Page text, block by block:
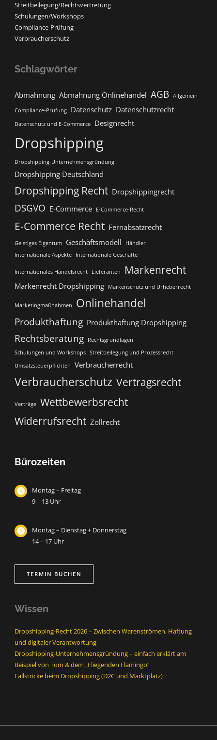
Streitbeilegung/Rechtsvertretung
Schulungen/Workshops
Compliance-Prüfung
Verbraucherschutz
Schlagwörter
Abmahnung Abmahnung Onlinehandel AGB Allgemein
Compliance-Prüfung Datenschutz Datenschutzrecht
Datenschutz und E-Commerce Designrecht
Dropshipping
Dropshipping-Unternehmensgründung
Dropshipping Deutschland
Dropshipping Recht Dropshippingrecht
DSGVO E-Commerce E-Commerce-Recht
E-Commerce Recht Fernabsatzrecht
Geistiges Eigentum Geschäftsmodell
Händler
Internationale Aspekte
Internationale Geschäfte
Internationales Handelsrecht Lieferanten Markenrecht
Markenrecht Dropshipping Markenschutz und Urheberrecht
Marketingmaßnahmen Onlinehandel
Produkthaftung Produkthaftung Dropshipping
Rechtsberatung
Rechtsgrundlagen
Schulungen und Workshops Streitbeilegung und Prozessrecht​
Umsatzsteuerpflichten
Verbraucherrecht
Verbraucherschutz Vertragsrecht
Verträge Wettbewerbsrecht
Widerrufsrecht Zollrecht
Bürozeiten
Montag – Freitag
9 – 13 Uhr
Montag – Dienstag + Donnerstag
14 – 17 Uhr
TERMIN BUCHEN
Wissen
Dropshipping-Recht 2026 – Zwischen Warenströmen, Haftung
und digitaler Verantwortung
Dropshipping-Unternehmensgründung – einfach erklärt am
Beispiel von Tom & dem „Fliegenden Flamingo“
Fallstricke beim Dropshipping (D2C und Marktplatz)